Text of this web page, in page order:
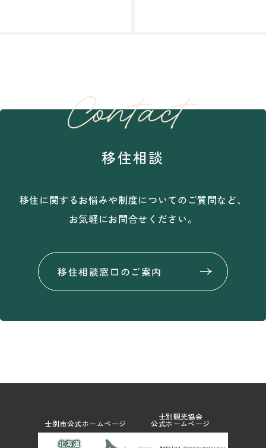
移住相談
移住に関するお悩みや制度についてのご質問など、
お気軽にお問合せください。
移住相談窓口のご案内
士別市公式ホームページ
士別観光協会
公式ホームページ